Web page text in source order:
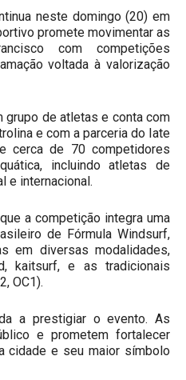
neste domingo (20) em
promete movimentar as
com competições
voltada à valorização
grupo de atletas e conta com
e com a parceria do Iate
cerca de 70 competidores
incluindo atletas de
e internacional.
a competição integra uma
de Fórmula Windsurf,
em diversas modalidades,
kaitsurf, e as tradicionais
OC1).
a prestigiar o evento. As
e prometem fortalecer
cidade e seu maior símbolo